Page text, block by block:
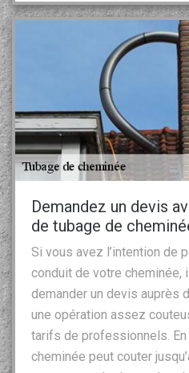
Demandez un devis
de tubage de
Si vous avez l’intention de
conduit de votre cheminée,
demander un devis auprès
une opération assez
tarifs de professionnels.
cheminée peut couter